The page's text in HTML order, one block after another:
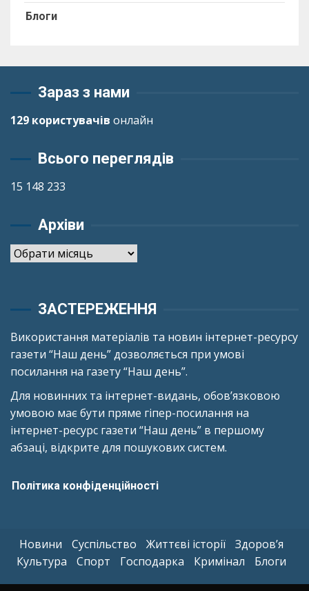
Блоги
Зараз з нами
129 користувачів онлайн
Всього переглядів
15 148 233
Архіви
Архіви
ЗАСТЕРЕЖЕННЯ
Використання матеріалів та новин інтернет-ресурсу
газети “Наш день” дозволяється при умові
посилання на газету “Наш день”.
Для новинних та інтернет-видань, обов’язковою
умовою має бути пряме гіпер-посилання на
інтернет-ресурс газети “Наш день” в першому
абзаці, відкрите для пошукових систем.
Політика конфіденційності
Новини Суспільство Життєві історії
Здоров’я
Культура
Спорт Господарка Кримінал Блоги